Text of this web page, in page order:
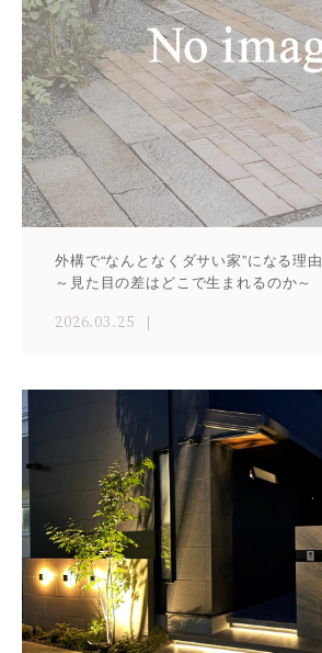
外構で“なんとなくダサい家”になる理由
～見た目の差はどこで生まれるのか～
2026.03.25